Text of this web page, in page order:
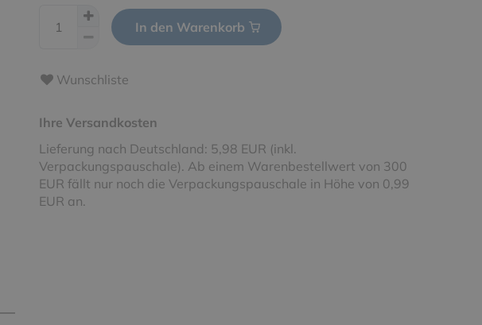
In den Warenkorb
Wunschliste
Ihre Versandkosten
Lieferung nach Deutschland: 5,98 EUR (inkl.
Verpackungspauschale). Ab einem Warenbestellwert von 300
EUR fällt nur noch die Verpackungspauschale in Höhe von 0,99
EUR an.